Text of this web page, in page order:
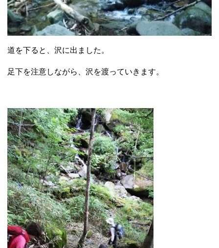
道を下ると、沢に出ました。
足下を注意しながら、沢を渡っていきます。